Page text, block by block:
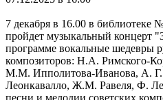
7 декабря в 16.00 в
пройдет музыкальный концерт
программе вокальные шедевры
композиторов: Н.А. Римского-
М.М. Ипполитова-Иванова, А. Г.
Леонкавалло, Ж.М. Равеля, Ф.
песни и мелодии советских